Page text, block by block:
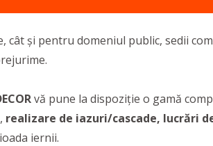
și pentru domeniul public, sedii
vă pune la dispoziție o gamă
, realizare de iazuri/cascade, lucrări
iernii.